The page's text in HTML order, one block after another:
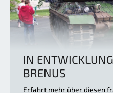
IN
BRENUS
Erfahrt mehr über diesen